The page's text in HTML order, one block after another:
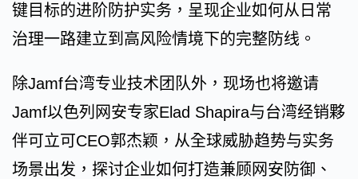
键目标的进阶防护实务，呈现企业如何从日常
治理一路建立到高风险情境下的完整防线。
除Jamf台湾专业技术团队外，现场也将邀请
Jamf以色列网安专家Elad Shapira与台湾经销夥
伴可立可CEO郭杰颖，从全球威胁趋势与实务
场景出发，探讨企业如何打造兼顾网安防御、